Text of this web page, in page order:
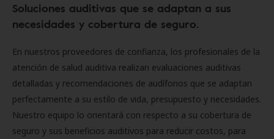
Soluciones auditivas que se adaptan a sus
necesidades y cobertura de seguro.
En nuestros proveedores de confianza, los profesionales de la
atención de salud auditiva realizan evaluaciones auditivas
detalladas y recomendaciones de audífonos que se adaptan
perfectamente a su estilo de vida, presupuesto y necesidades.
Nuestro equipo lo orientará con respecto a su cobertura de
seguro y sus beneficios auditivos para reducir costos, para